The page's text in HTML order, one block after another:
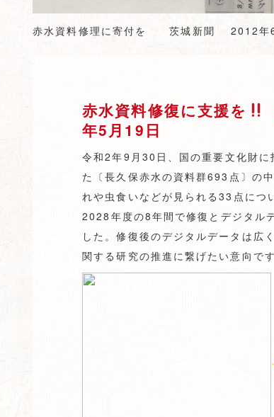
赤水資料修理に寄付を 茨城新聞 2012年
赤水資料修復に支援を
年5月19日
令和2年9月30日、国の重要文化財に
た〔長久保赤水の資料群693点〕の
れや虫食いなどが見られる33点につ
2028年度の8年間で修復とデジタル
した。修復後のデジタルデータは広
関する研究の推進に繋げたい意向です